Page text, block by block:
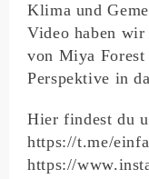
Klima und
Video haben
von Miya Forest
Perspektive in
Hier findest du
https://t.me/
https://